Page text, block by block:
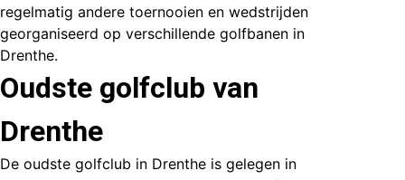
regelmatig andere toernooien en wedstrijden
georganiseerd op verschillende golfbanen in
Drenthe.
Oudste golfclub van
Drenthe
De oudste golfclub in Drenthe is gelegen in